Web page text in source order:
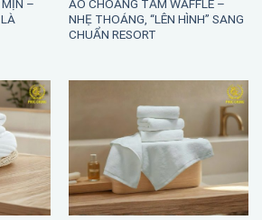
MỊN –
ÁO CHOÀNG TẮM WAFFLE –
NHẸ THOÁNG, “LÊN HÌNH” SANG
CHUẨN RESORT